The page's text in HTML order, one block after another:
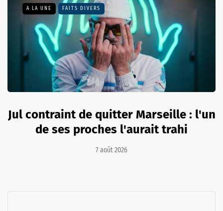
A LA UNE FAITS DIVERS
Jul contraint de quitter Marseille : l'un
de ses proches l'aurait trahi
7 août 2026